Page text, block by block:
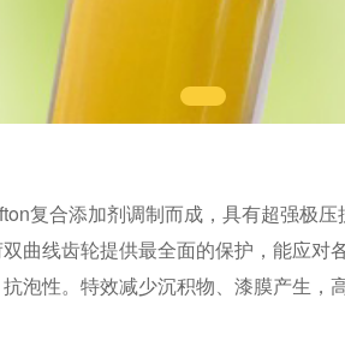
复合添加剂调制而成，具有超强极
曲线齿轮提供最全面的保护，能应对
泡性。特效减少沉积物、漆膜产生，